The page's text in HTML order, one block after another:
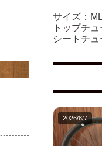
サイズ：ML
トップチ
シートチ
2026/8/7